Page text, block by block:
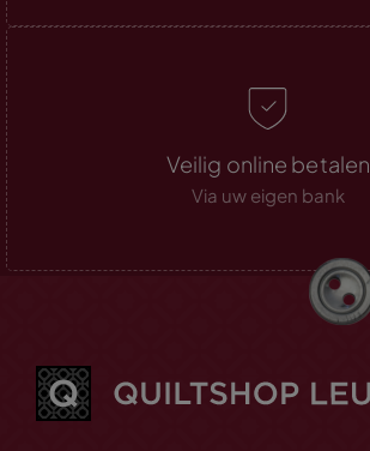
Veilig online betalen
Via uw eigen bank